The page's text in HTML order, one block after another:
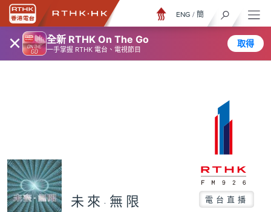
× 全新 RTHK On The Go
一手掌握 RTHK 電台、電視節目
取得
ENG / 簡
未來·無限 電台直播